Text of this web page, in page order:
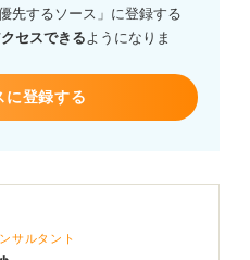
るためには、どのように
たいです。ぜひアドバイス
先するソース」に登録する
セスできるようになりま
に登録する
サルタント